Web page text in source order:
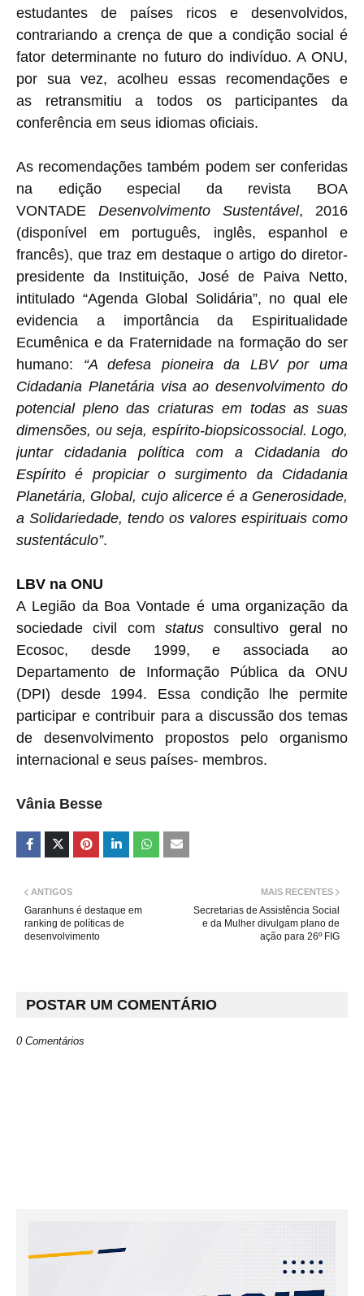
estudantes de países ricos e desenvolvidos,
contrariando a crença de que a condição social é
fator determinante no futuro do indivíduo. A ONU,
por sua vez, acolheu essas recomendações e
as retransmitiu a todos os participantes da
conferência em seus idiomas oficiais.
As recomendações também podem ser conferidas
na edição especial da revista BOA
VONTADE Desenvolvimento Sustentável, 2016
(disponível em português, inglês, espanhol e
francês), que traz em destaque o artigo do diretor-
presidente da Instituição, José de Paiva Netto,
intitulado “Agenda Global Solidária”, no qual ele
evidencia a importância da Espiritualidade
Ecumênica e da Fraternidade na formação do ser
humano: “A defesa pioneira da LBV por uma
Cidadania Planetária visa ao desenvolvimento do
potencial pleno das criaturas em todas as suas
dimensões, ou seja, espírito-biopsicossocial. Logo,
juntar cidadania política com a Cidadania do
Espírito é propiciar o surgimento da Cidadania
Planetária, Global, cujo alicerce é a Generosidade,
a Solidariedade, tendo os valores espirituais como
sustentáculo”.
LBV na ONU
A Legião da Boa Vontade é uma organização da
sociedade civil com status consultivo geral no
Ecosoc, desde 1999, e associada ao
Departamento de Informação Pública da ONU
(DPI) desde 1994. Essa condição lhe permite
participar e contribuir para a discussão dos temas
de desenvolvimento propostos pelo organismo
internacional e seus países- membros.
Vânia Besse
MAIS RECENTES
Secretarias de Assistência Social
e da Mulher divulgam plano de
ação para 26º FIG
ANTIGOS
Garanhuns é destaque em
ranking de políticas de
desenvolvimento
POSTAR UM COMENTÁRIO
0 Comentários